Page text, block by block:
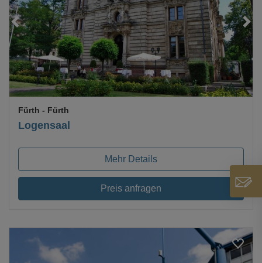
Loading...
Logensaal
Fürth - Fürth
Mehr Details
Preis anfragen